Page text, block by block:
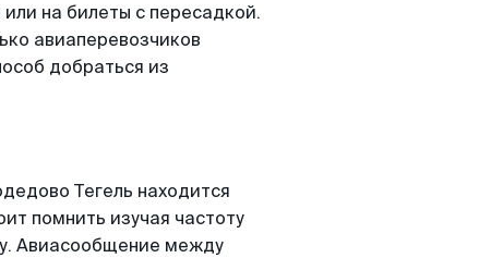
на билеты с пересадкой.
авиаперевозчиков
добраться из
Тегель находится
помнить изучая частоту
Авиасообщение между